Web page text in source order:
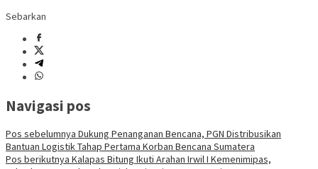
Sebarkan
Navigasi pos
Pos sebelumnya Dukung Penanganan Bencana, PGN Distribusikan
Bantuan Logistik Tahap Pertama Korban Bencana Sumatera
Pos berikutnya Kalapas Bitung Ikuti Arahan Irwil I Kemenimipas,